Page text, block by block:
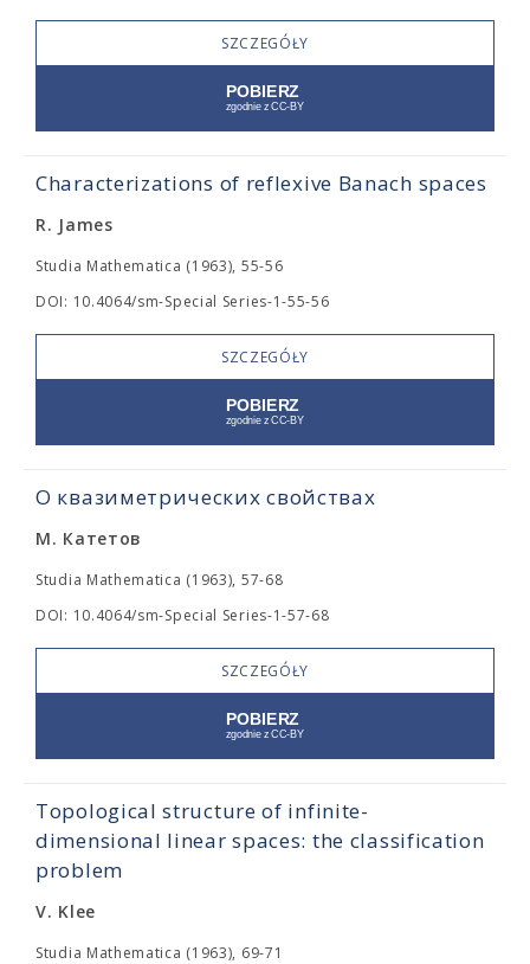
SZCZEGÓŁY
Characterizations of reflexive Banach spaces
R. James
Studia Mathematica (1963), 55-56
DOI: 10.4064/sm-Special Series-1-55-56
SZCZEGÓŁY
О квазиметрических свойствах
М. Катетов
Studia Mathematica (1963), 57-68
DOI: 10.4064/sm-Special Series-1-57-68
SZCZEGÓŁY
Topological structure of infinite-
dimensional linear spaces: the classification
problem
V. Klee
Studia Mathematica (1963), 69-71